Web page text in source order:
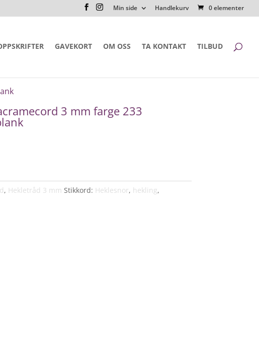
Min side Handlekurv 0 elementer
GAVEKORT OM OSS TA KONTAKT TILBUD
3 mm farge 233
, Hekletråd 3 mm Stikkord: Heklesnor, hekling,